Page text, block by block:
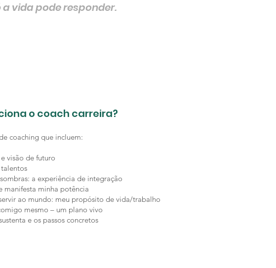
vida pode responder.
o coach carreira?
coaching que incluem:
visão de futuro
a experiência de integração
manifesta minha potência
ao mundo: meu propósito de vida/trabalho
mesmo – um plano vivo
e os passos concretos